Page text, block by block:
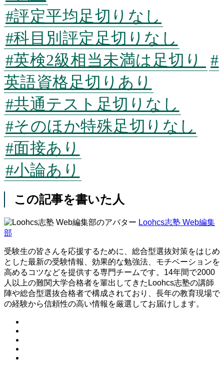
#評定平均足切りなし
#科目別評定足切りなし
#英検2級相当未満は足切り
#
英語資格足切りあり
#共通テスト足切りなし
#そのほか特殊足切りなし
#面接あり
#小論あり
この記事を書いた人
Loohcs志塾 Web編集
部
受験生の皆さんを応援するために、総合型選抜対策をはじめ
とした最新の受験情報、効果的な勉強法、モチベーションを
高めるコツなどを提供する専門チームです。14年間で2000
人以上の難関大学合格者を輩出してきたLoohcs志塾の講師
陣や総合型選抜合格者で構成されており、長年の教育現場で
の経験から信頼性の高い情報を厳選してお届けします。